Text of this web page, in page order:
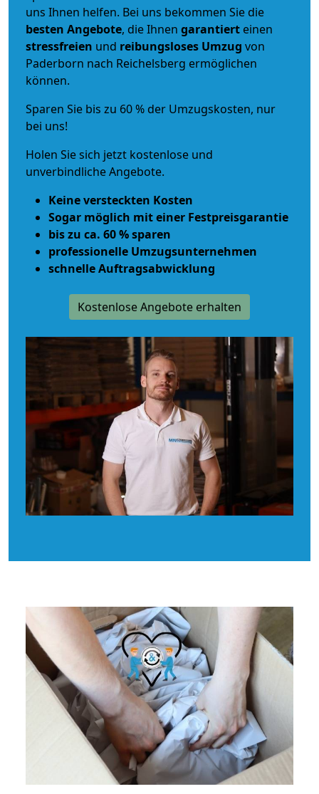
uns Ihnen helfen. Bei uns bekommen Sie die
besten Angebote, die Ihnen garantiert einen
stressfreien und reibungsloses Umzug von
Paderborn nach Reichelsberg ermöglichen
können.
Sparen Sie bis zu 60 % der Umzugskosten, nur
bei uns!
Holen Sie sich jetzt kostenlose und
unverbindliche Angebote.
Keine versteckten Kosten
Sogar möglich mit einer Festpreisgarantie
bis zu ca. 60 % sparen
professionelle Umzugsunternehmen
schnelle Auftragsabwicklung
Kostenlose Angebote erhalten